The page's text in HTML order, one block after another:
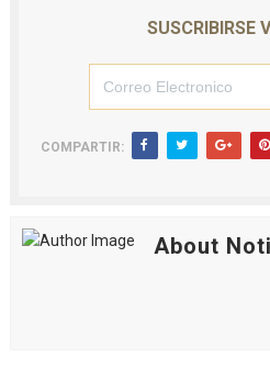
SUSCRIBIRSE
COMPARTIR:
About